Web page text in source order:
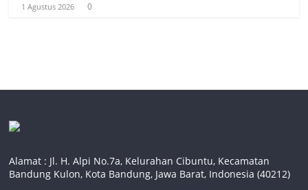
1 Agustus 2026 0
Alamat : Jl. H. Alpi No.7a, Kelurahan Cibuntu, Kecamatan
Bandung Kulon, Kota Bandung, Jawa Barat, Indonesia (40212)